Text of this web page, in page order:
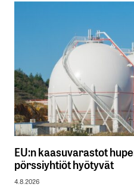
EU:n kaasuvarastot
pörssiyhtiöt hyötyvät
4.8.2026